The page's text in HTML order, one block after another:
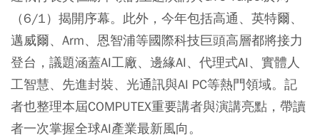
（6/1）揭開序幕。此外，今年包括高通、英特爾、
邁威爾、Arm、恩智浦等國際科技巨頭高層都將接力
登台，議題涵蓋AI工廠、邊緣AI、代理式AI、實體人
工智慧、先進封裝、光通訊與AI PC等熱門領域。記
者也整理本屆COMPUTEX重要講者與演講亮點，帶讀
者一次掌握全球AI產業最新風向。